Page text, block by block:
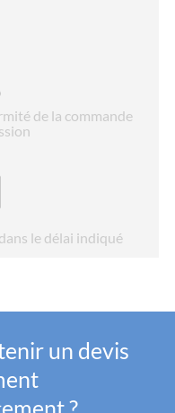
de la commande
le délai indiqué
un devis
?